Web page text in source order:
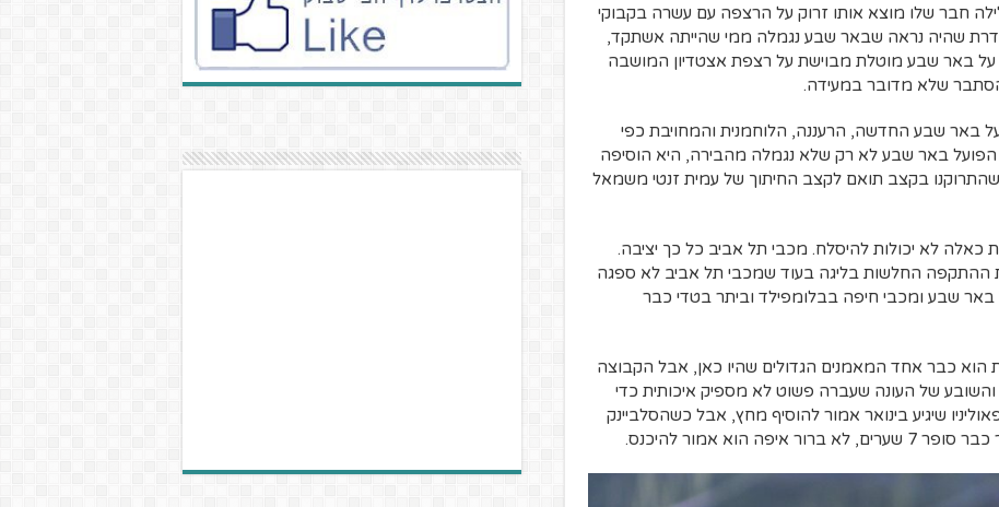
חבר שלו מוצא אותו זרוק על הרצפה עם עשרה בקבוקי
שהיה נראה שבאר שבע נגמלה ממי שהייתה אשתקד,
על באר שבע מוטלת מבוישת על רצפת אצטדיון המושבה
הסתבר שלא מדובר במעידה.
באר שבע החדשה, הרעננה, הלוחמנית והמחויבת כפי
באר שבע לא רק שלא נגמלה מהבירה, היא הוסיפה
בקצב תואם לקצב החיתוך של עמית זנטי משמאל
לא יכולות להיסלח. מכבי תל אביב כל כך יציבה.
קבוצות ההתקפה החלשות בליגה בעוד שמכבי תל אביב לא ספגה
שבע ומכבי חיפה בבלומפילד וביתר בטדי כבר
הוא כבר אחד המאמנים הגדולים שהיו כאן, אבל הקבוצה
של העונה שעברה פשוט לא מספיק איכותית כדי
שיגיע בינואר אמור להוסיף מחץ, אבל כשהסלביינק
הוא אמור להיכנס.